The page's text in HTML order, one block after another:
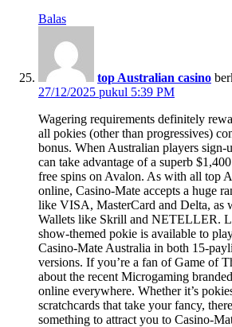
Balas
top Australian casino
27/12/2025 pukul 5:39 PM
Wagering requirements definitely
all pokies (other than progressives)
bonus. When Australian players sign-
can take advantage of a superb
free spins on Avalon. As with all top
online, Casino-Mate accepts a huge
like VISA, MasterCard and Delta, as
Wallets like Skrill and NETELLER.
show-themed pokie is available to
Casino-Mate Australia in both 15-
versions. If you’re a fan of Game of
about the recent Microgaming
online everywhere. Whether it’s
scratchcards that take your fancy,
something to attract you to Casino-